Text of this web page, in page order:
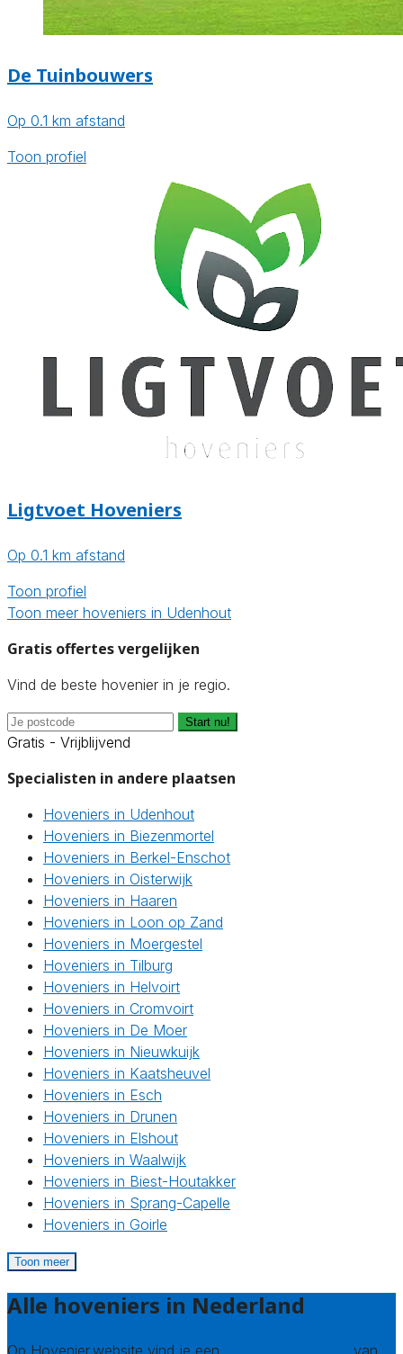
De Tuinbouwers
Op 0.1 km afstand
Toon profiel
Ligtvoet Hoveniers
Op 0.1 km afstand
Toon profiel
Toon meer hoveniers in Udenhout
Gratis offertes vergelijken
Vind de beste hovenier in je regio.
Start nu!
Gratis - Vrijblijvend
Specialisten in andere plaatsen
Hoveniers in Udenhout
Hoveniers in Biezenmortel
Hoveniers in Berkel-Enschot
Hoveniers in Oisterwijk
Hoveniers in Haaren
Hoveniers in Loon op Zand
Hoveniers in Moergestel
Hoveniers in Tilburg
Hoveniers in Helvoirt
Hoveniers in Cromvoirt
Hoveniers in De Moer
Hoveniers in Nieuwkuijk
Hoveniers in Kaatsheuvel
Hoveniers in Esch
Hoveniers in Drunen
Hoveniers in Elshout
Hoveniers in Waalwijk
Hoveniers in Biest-Houtakker
Hoveniers in Sprang-Capelle
Hoveniers in Goirle
Toon meer
Alle hoveniers in Nederland